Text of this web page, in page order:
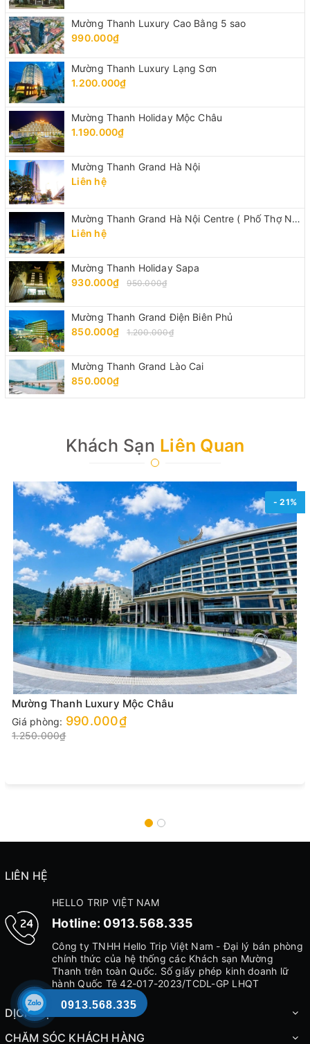
Mường Thanh Luxury Cao Bằng 5 sao
990.000₫
Mường Thanh Luxury Lạng Sơn
1.200.000₫
Mường Thanh Holiday Mộc Châu
1.190.000₫
Mường Thanh Grand Hà Nội
Liên hệ
Mường Thanh Grand Hà Nội Centre ( Phố Thợ Nhuộm)
Liên hệ
Mường Thanh Holiday Sapa
930.000₫
950.000₫
Mường Thanh Grand Điện Biên Phủ
850.000₫
1.200.000₫
Mường Thanh Grand Lào Cai
850.000₫
Khách Sạn Liên Quan
- 21%
Mường Thanh Luxury Mộc Châu
Giá phòng: 990.000₫
1.250.000₫
LIÊN HỆ
HELLO TRIP VIỆT NAM
Hotline: 0913.568.335
Công ty TNHH Hello Trip Việt Nam - Đại lý bán phòng
chính thức của hệ thống các Khách sạn Mường
Thanh trên toàn Quốc. Số giấy phép kinh doanh lữ
hành Quốc Tê 42-017-2023/TCDL-GP LHQT
DỊCH VỤ
CHĂM SÓC KHÁCH HÀNG
0913.568.335